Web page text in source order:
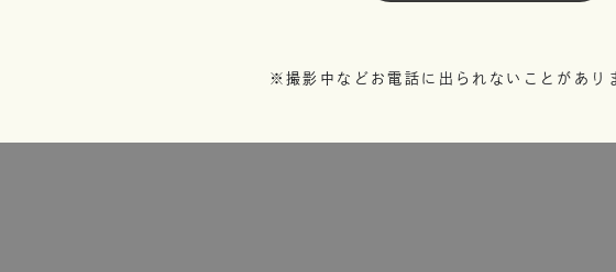
※撮影中などお電話に出られないことがあり